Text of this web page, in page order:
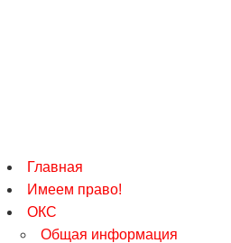
Главная
Имеем право!
ОКС
Общая информация